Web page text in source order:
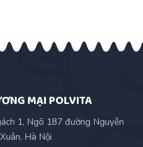
MẠI POLVITA
1, Ngõ 187 đường Nguyễn
Hà Nội